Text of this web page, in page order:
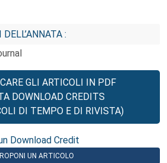
:
GLI ARTICOLI IN PDF
DOWNLOAD CREDITS
DI TEMPO E DI RIVISTA)
Download Credit
UN ARTICOLO